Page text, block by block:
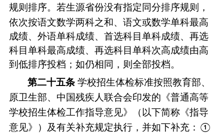
规则排序。 若生源省份没有指定同分排序规则，
依次按语文数学两科之和、语文或数学单科最高
成绩、外语单科成绩、首选科目单科成绩、再选
科目单科最高成绩、再选科目单科次高成绩由高
到低排序投档；如仍相同，则全部投档。
第二十五条 学校招生体检标准按照教育部、
原卫生部、中国残疾人联合会印发的《普通高等
学校招生体检工作指导意见》
（以下简称《指导
意见》） 及有关补充规定执行，并如下补充： ①